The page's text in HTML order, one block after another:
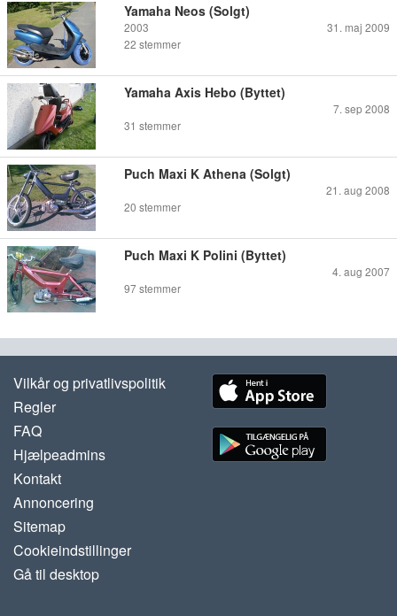
Yamaha Neos (Solgt)
2003
31. maj 2009
22 stemmer
Yamaha Axis Hebo (Byttet)
7. sep 2008
31 stemmer
Puch Maxi K Athena (Solgt)
21. aug 2008
20 stemmer
Puch Maxi K Polini (Byttet)
4. aug 2007
97 stemmer
Vilkår og privatlivspolitik
Regler
FAQ
Hjælpeadmins
Kontakt
Annoncering
Sitemap
Cookieindstillinger
Gå til desktop